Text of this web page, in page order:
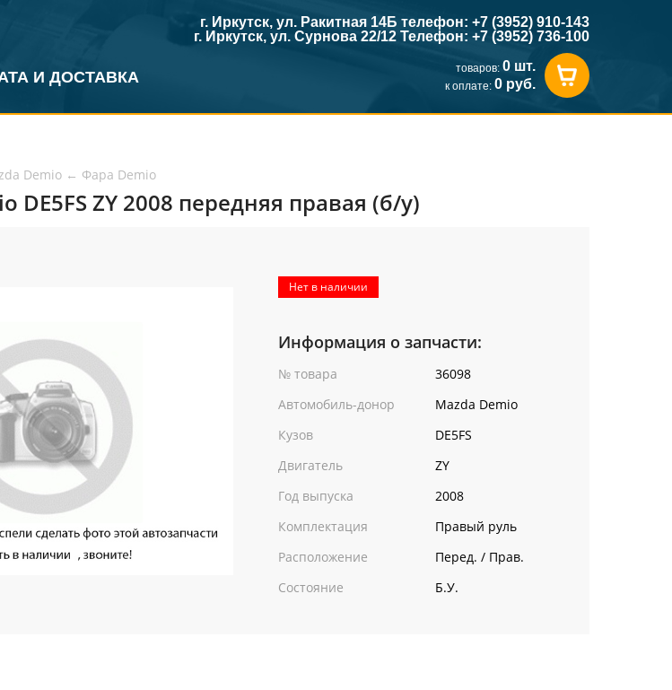
И ДОСТАВКА
г. Иркутск, ул. Ракитная 14Б телефон: +7 (3952) 910-143
г. Иркутск, ул. Сурнова 22/12 Телефон: +7 (3952) 736-100
товаров: 0 шт.
к оплате: 0 руб.
Demio ← Фара Demio
DE5FS ZY 2008 передняя правая (б/у)
Нет в наличии
Информация о запчасти:
№ товара
36098
Автомобиль-донор
Mazda Demio
Кузов
DE5FS
Двигатель
ZY
Год выпуска
2008
Комплектация
Правый руль
Расположение
Перед. / Прав.
Состояние
Б.У.